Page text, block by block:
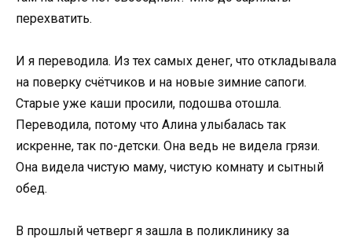
перехватить.
И я переводила. Из тех самых денег, что откладывала
на поверку счётчиков и на новые зимние сапоги.
Старые уже каши просили, подошва отошла.
Переводила, потому что Алина улыбалась так
искренне, так по-детски. Она ведь не видела грязи.
Она видела чистую маму, чистую комнату и сытный
обед.
В прошлый четверг я зашла в поликлинику за